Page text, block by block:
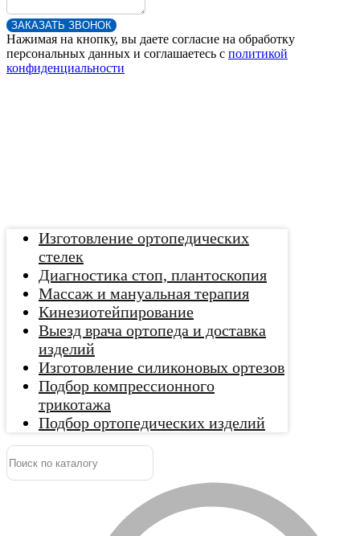
ЗАКАЗАТЬ ЗВОНОК
Нажимая на кнопку, вы даете согласие на обработку
персональных данных и соглашаетесь c политикой
конфиденциальности
Изготовление ортопедических
стелек
Диагностика стоп, плантоскопия
Массаж и мануальная терапия
Кинезиотейпирование
Выезд врача ортопеда и доставка
изделий
Изготовление силиконовых ортезов
Подбор компрессионного
трикотажа
Подбор ортопедических изделий